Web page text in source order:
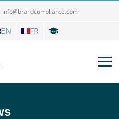
info@brandcompliance.com
EN FR